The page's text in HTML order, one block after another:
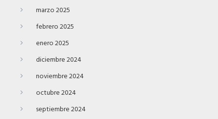
marzo 2025
febrero 2025
enero 2025
diciembre 2024
noviembre 2024
octubre 2024
septiembre 2024